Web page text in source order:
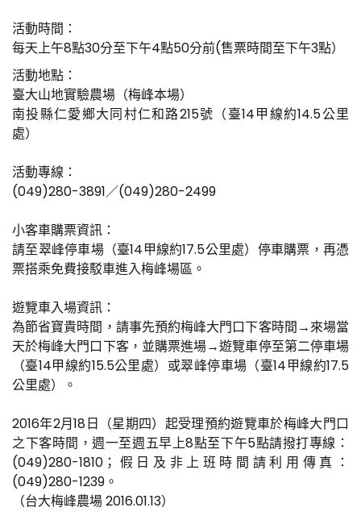
活動時間：
每天上午8點30分至下午4點50分前(售票時間至下午3點）
活動地點：
臺大山地實驗農場（梅峰本場）
南投縣仁愛鄉大同村仁和路215號（臺14甲線約14.5公里
處）
活動專線：
(049)280-3891／(049)280-2499
小客車購票資訊：
請至翠峰停車場（臺14甲線約17.5公里處）停車購票，再憑
票搭乘免費接駁車進入梅峰場區。
遊覽車入場資訊：
為節省寶貴時間，請事先預約梅峰大門口下客時間→來場當
天於梅峰大門口下客，並購票進場→遊覽車停至第二停車場
（臺14甲線約15.5公里處）或翠峰停車場（臺14甲線約17.5
公里處）。
2016年2月18日（星期四）起受理預約遊覽車於梅峰大門口
之下客時間，週一至週五早上8點至下午5點請撥打專線：
(049)280-1810；假日及非上班時間請利用傳真：
(049)280-1239。
（台大梅峰農場 2016.01.13）